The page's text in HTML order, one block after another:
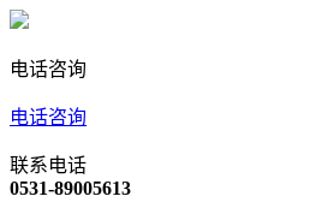
电话咨询
电话咨询
联系电话
0531-89005613